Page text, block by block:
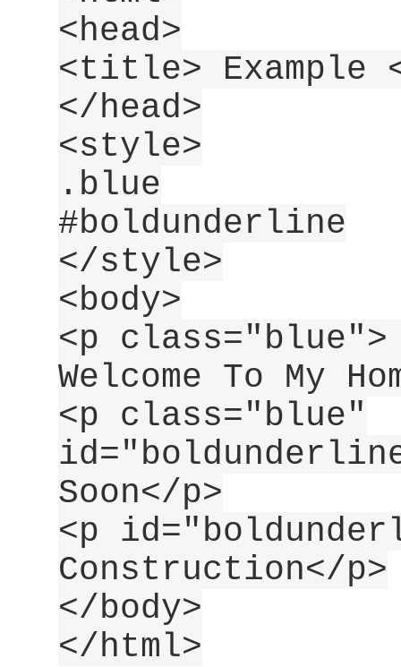
<head>
<title>
</head>
<style>
.blue
#boldunderline
</style>
<body>
<p
Welcome To My
<p class="blue"
Soon</p>
<p
Construction</p>
</body>
</html>